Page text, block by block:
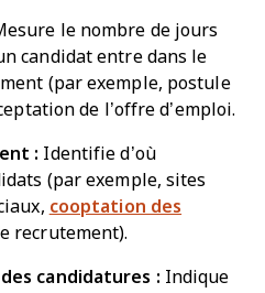
le nombre de jours
candidat entre dans le
(par exemple, postule
de l’offre d’emploi.
: Identifie d’où
(par exemple, sites
cooptation des
recrutement).
candidatures : Indique